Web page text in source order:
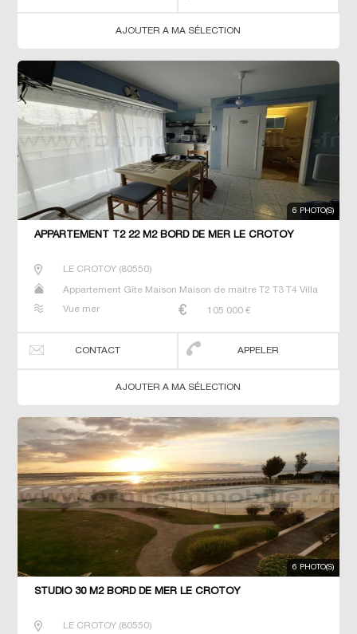
AJOUTER A MA SÉLECTION
6 PHOTO(S)
APPARTEMENT T2 22 M2 BORD DE MER LE CROTOY
LE CROTOY (80550)
Appartement Gîte Maison Maison de maitre T2 T3 T4 Villa
Vue mer 105 000 €
CONTACT APPELER
AJOUTER A MA SÉLECTION
6 PHOTO(S)
STUDIO 30 M2 BORD DE MER LE CROTOY
LE CROTOY(80550)